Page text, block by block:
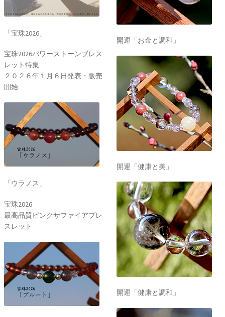
「宝珠2026」
宝珠2026パワーストーンブレス
レット特集
２０２６年１月６日発表・販売
開始
「ウラノス」
宝珠2026
最高品質ピンクサファイアブレ
スレット
開運「お金と調和」
開運「健康と美」
開運「健康と調和」